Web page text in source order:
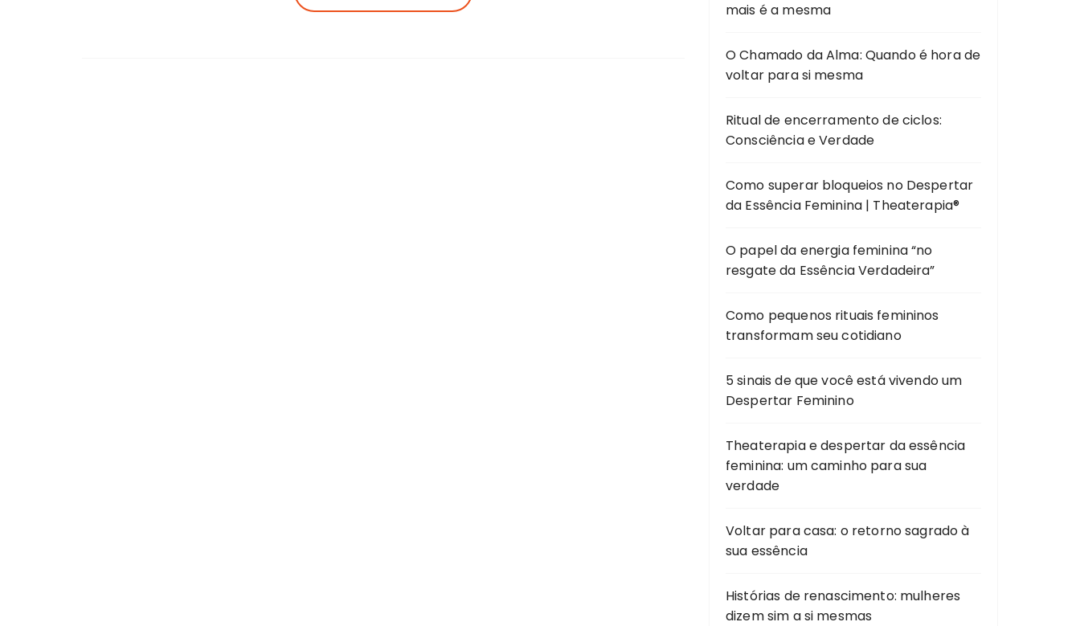
mais é a mesma
O Chamado da Alma: Quando é hora de
voltar para si mesma
Ritual de encerramento de ciclos:
Consciência e Verdade
Como superar bloqueios no Despertar
da Essência Feminina | Theaterapia®
O papel da energia feminina “no
resgate da Essência Verdadeira”
Como pequenos rituais femininos
transformam seu cotidiano
5 sinais de que você está vivendo um
Despertar Feminino
Theaterapia e despertar da essência
feminina: um caminho para sua
verdade
Voltar para casa: o retorno sagrado à
sua essência
Histórias de renascimento: mulheres
dizem sim a si mesmas